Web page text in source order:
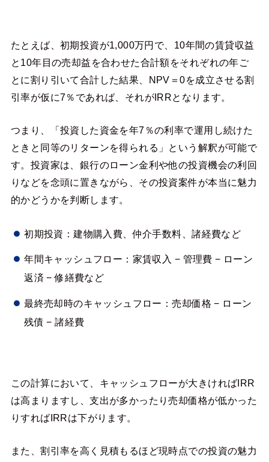
たとえば、初期投資が1,000万円で、10年間の賃貸収益
と10年目の売却益を合わせた合計額をそれぞれの年ご
とに割り引いて合計した結果、NPV＝0を成立させる割
引率が仮に7％であれば、それがIRRとなります。
つまり、「投資した資金を年7％の利率で運用し続けた
ときと同等のリターンを得られる」という解釈が可能で
す。投資家は、銀行のローン金利や他の投資機会の利回
りなどを念頭に置きながら、その投資案件が本当に魅力
的かどうかを判断します。
初期投資：建物購入費、仲介手数料、諸経費など
年間キャッシュフロー：家賃収入 − 管理費 − ローン
返済 − 修繕費など
最終売却時のキャッシュフロー：売却価格 − ローン
残債 − 諸経費
この計算において、キャッシュフローが大きければIRR
は高まりますし、支出が多かったり売却価格が低かった
りすればIRRは下がります。
また、割引率を高く見積もるほど現時点での投資の魅力